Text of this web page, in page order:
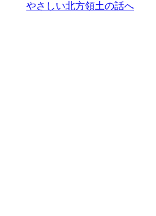
やさしい北方領土の話へ